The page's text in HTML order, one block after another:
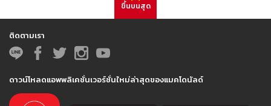
ขึ้นบนสุด
ติดตามเรา
ดาวน์โหลดแอพพลิเคชั่นเวอร์ชั่นใหม่ล่าสุดของแมคโดนัลด์